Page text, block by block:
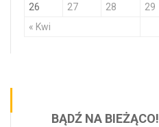
« Kwi
26 27 28 29
BĄDŹ NA BIEŻĄCO!